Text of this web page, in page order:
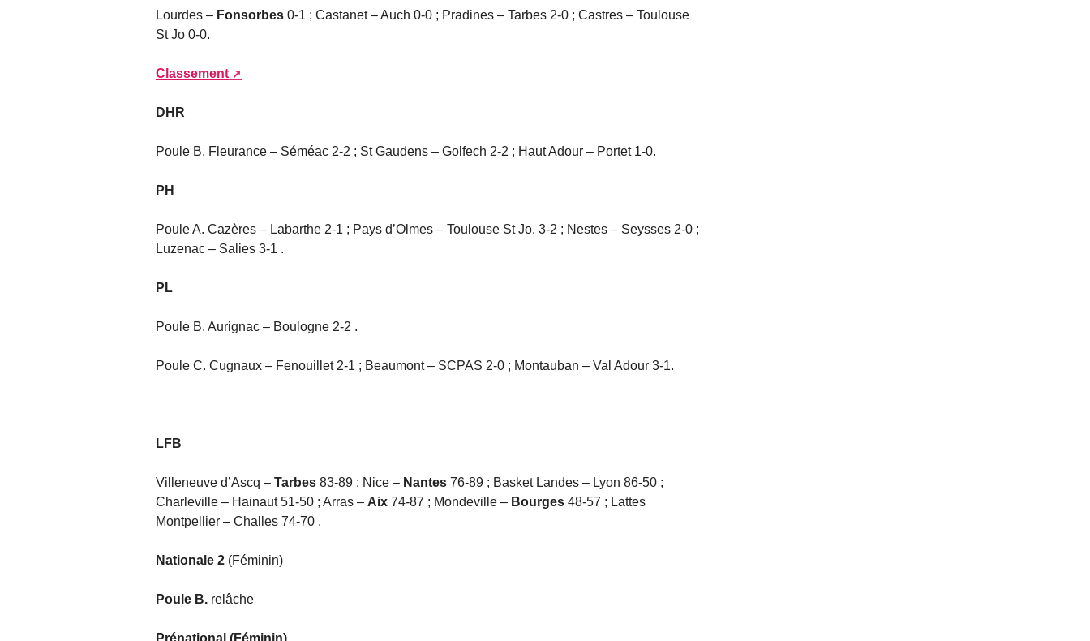
Lourdes – Fonsorbes 0-1 ; Castanet – Auch 0-0 ; Pradines – Tarbes 2-0 ; Castres – Toulouse
St Jo 0-0.
Classement
DHR
Poule B. Fleurance – Séméac 2-2 ; St Gaudens – Golfech 2-2 ; Haut Adour – Portet 1-0.
PH
Poule A. Cazères – Labarthe 2-1 ; Pays d’Olmes – Toulouse St Jo. 3-2 ; Nestes – Seysses 2-0 ;
Luzenac – Salies 3-1 .
PL
Poule B. Aurignac – Boulogne 2-2 .
Poule C. Cugnaux – Fenouillet 2-1 ; Beaumont – SCPAS 2-0 ; Montauban – Val Adour 3-1.
LFB
Villeneuve d’Ascq – Tarbes 83-89 ; Nice – Nantes 76-89 ; Basket Landes – Lyon 86-50 ;
Charleville – Hainaut 51-50 ; Arras – Aix 74-87 ; Mondeville – Bourges 48-57 ; Lattes
Montpellier – Challes 74-70 .
Nationale 2 (Féminin)
Poule B. relâche